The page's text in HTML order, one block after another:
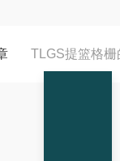
TLGS提篮格